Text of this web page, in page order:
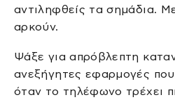
αντιληφθείς τα σημάδια.
αρκούν.
Ψάξε για απρόβλεπτη
ανεξήγητες εφαρμογές
όταν το τηλέφωνο τρέχει